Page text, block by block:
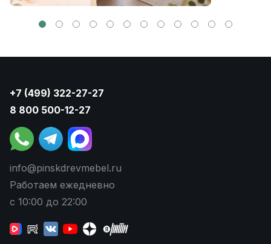
+7 (499) 322-27-27
8 800 500-12-27
info@pinskdrevmebel.ru
Работаем ежедневно
с 10:00 до 22:00